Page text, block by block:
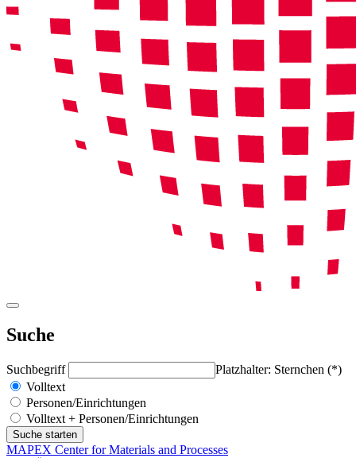
Suche
Suchbegriff
Platzhalter: Sternchen (*)
Volltext
Personen/Einrichtungen
Volltext + Personen/Einrichtungen
MAPEX Center for Materials and Processes